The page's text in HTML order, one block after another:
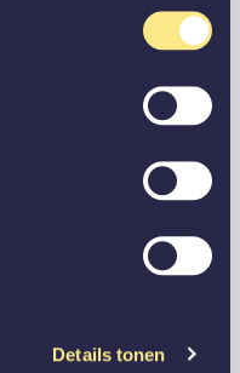
Details tonen